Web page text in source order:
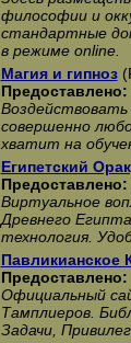
философии и
стандартные
в режиме online.
Магия и гипноз
Предоставлено:
совершенно
хватит на
Египетский
Предоставлено:
Виртуальное
Древнего
технология.
Павликианское
Предоставлено:
Официальный
Тамплиеров.
Задачи,